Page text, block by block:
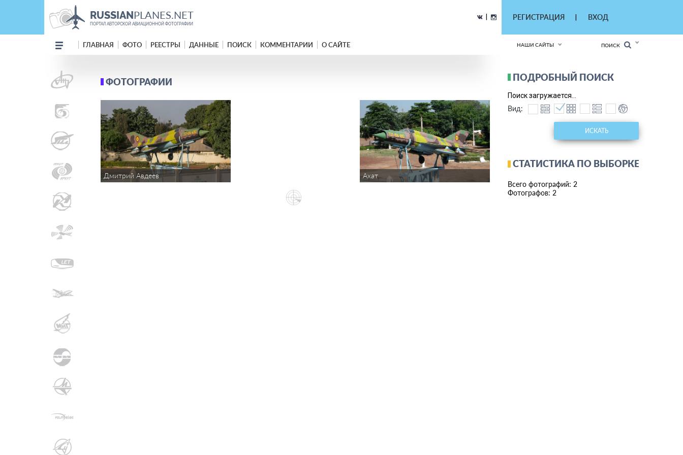
RUSSIANPLANES.NET
ПОРТАЛ АВТОРСКОЙ АВИАЦИОННОЙ ФОТОГРАФИИ
РЕГИСТРАЦИЯ ВХОД
ГЛАВНАЯ ФОТО РЕЕСТРЫ ДАННЫЕ ПОИСК КОММЕНТАРИИ О САЙТЕ НАШИ САЙТЫ ПОИСК
ФОТОГРАФИИ
Дмитрий Авдеев Ахат
ПОДРОБНЫЙ ПОИСК
Поиск загружается...
Вид:
ИСКАТЬ
СТАТИСТИКА ПО ВЫБОРКЕ
Всего фотографий: 2
Фотографов: 2